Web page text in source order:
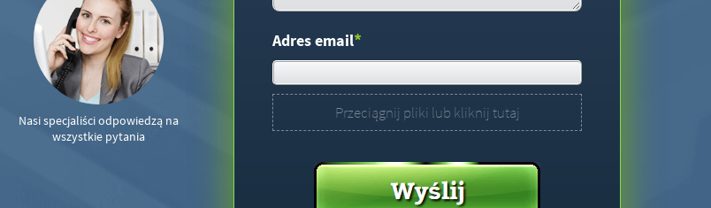
Nasi specjaliści odpowiedzą na
wszystkie pytania
Adres email*
Przeciągnij pliki lub kliknij tutaj